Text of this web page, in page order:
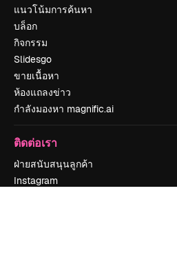
แนวโน้มการค้นหา
บล็อก
กิจกรรม
Slidesgo
ขายเนื้อหา
ห้องแถลงข่าว
กำลังมองหา magnific.ai
ติดต่อเรา
ฝ่ายสนับสนุนลูกค้า
Instagram